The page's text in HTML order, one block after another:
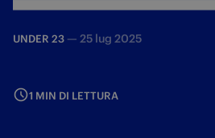
UNDER 23 — 25 lug 2025
1 MIN DI LETTURA